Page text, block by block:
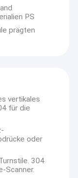
PS
prägten
vertikales
für die
oder
304
Scanner.